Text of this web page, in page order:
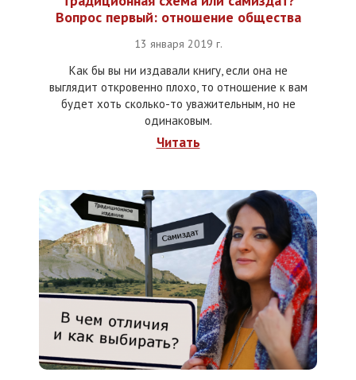
Вопрос первый: отношение общества
13 января 2019 г.
Как бы вы ни издавали книгу, если она не
выглядит откровенно плохо, то отношение к вам
будет хоть сколько-то уважительным, но не
одинаковым.
Читать